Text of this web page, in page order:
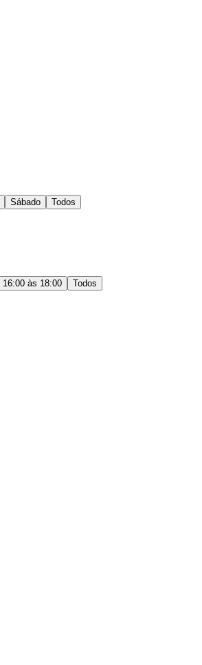
Sábado Todos
16:00 às 18:00
Todos